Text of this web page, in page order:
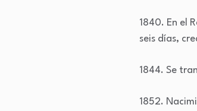
1840. En el
seis días,
1844. Se
1852.